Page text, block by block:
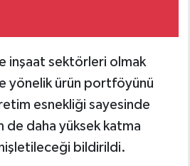
inşaat sektörleri olmak
yönelik ürün portföyünü
esnekliği sayesinde
de daha yüksek katma
bildirildi.